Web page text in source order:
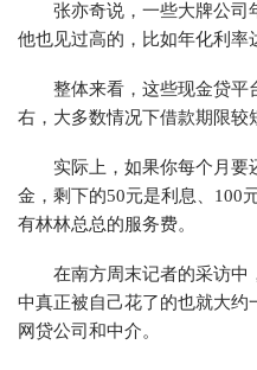
张亦奇说，一些大牌公司
他也见过高的，比如年化利率
整体来看，这些现金贷平
右，大多数情况下借款期限较
实际上，如果你每个月要
金，剩下的50元是利息、100
有林林总总的服务费。
在南方周末记者的采访中
中真正被自己花了的也就大约
网贷公司和中介。